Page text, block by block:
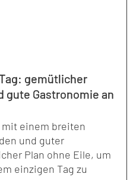
gemütlicher
gute Gastronomie an
mit einem breiten
und guter
Plan ohne Eile, um
einzigen Tag zu